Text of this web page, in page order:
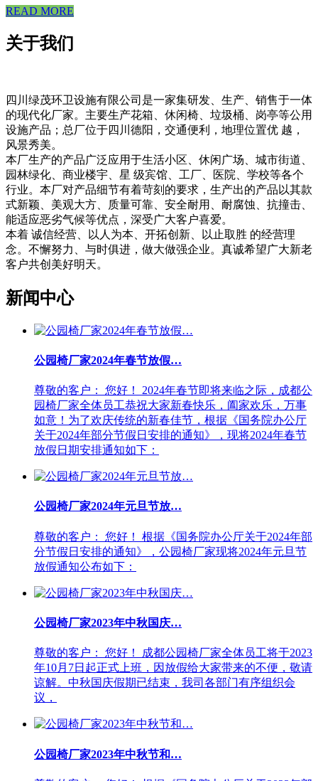
READ MORE
关于我们
四川绿茂环卫设施有限公司是一家集研发、生产、销售于一体
的现代化厂家。主要生产花箱、休闲椅、垃圾桶、岗亭等公用
设施产品；总厂位于四川德阳，交通便利，地理位置优 越，
风景秀美。
本厂生产的产品广泛应用于生活小区、休闲广场、城市街道、
园林绿化、商业楼宇、星 级宾馆、工厂、医院、学校等各个
行业。本厂对产品细节有着苛刻的要求，生产出的产品以其款
式新颖、美观大方、质量可靠、安全耐用、耐腐蚀、抗撞击、
能适应恶劣气候等优点，深受广大客户喜爱。
本着 诚信经营、以人为本、开拓创新、以止取胜 的经营理
念。不懈努力、与时俱进，做大做强企业。真诚希望广大新老
客户共创美好明天。
新闻中心
公园椅厂家2024年春节放假…
尊敬的客户： 您好！ 2024年春节即将来临之际，成都公
园椅厂家全体员工恭祝大家新春快乐，阖家欢乐，万事
如意！为了欢庆传统的新春佳节，根据《国务院办公厅
关于2024年部分节假日安排的通知》，现将2024年春节
放假日期安排通知如下：
公园椅厂家2024年元旦节放…
尊敬的客户： 您好！ 根据《国务院办公厅关于2024年部
分节假日安排的通知》，公园椅厂家现将2024年元旦节
放假通知公布如下：
公园椅厂家2023年中秋国庆…
尊敬的客户： 您好！ 成都公园椅厂家全体员工将于2023
年10月7日起正式上班，因放假给大家带来的不便，敬请
谅解。中秋国庆假期已结束，我司各部门有序组织会
议，
公园椅厂家2023年中秋节和…